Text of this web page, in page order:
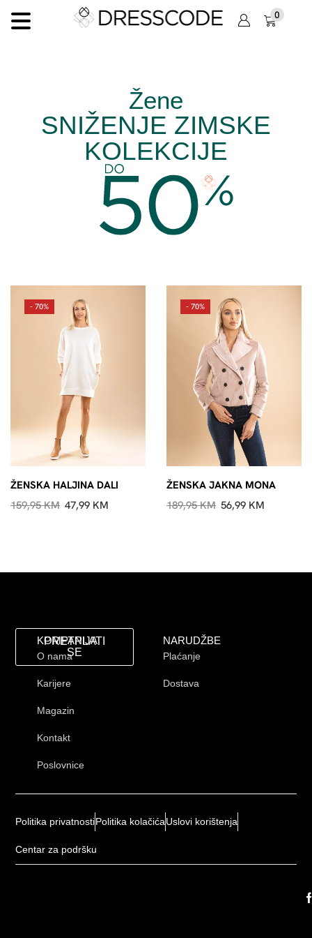
0
Žene
SNIŽENJE ZIMSKE
KOLEKCIJE
- 70%
ŽENSKA HALJINA DALI
159,95KM 47,99 KM
- 70%
ŽENSKA JAKNA MONA
189,95KM 56,99 KM
KOMPANIJA
O nama
Karijere
Magazin
Kontakt
Poslovnice
NARUDŽBE
Plaćanje
Dostava
PRETPLATI
SE
Politika privatnostiPolitika kolačićaUslovi korištenja
Centar za podršku